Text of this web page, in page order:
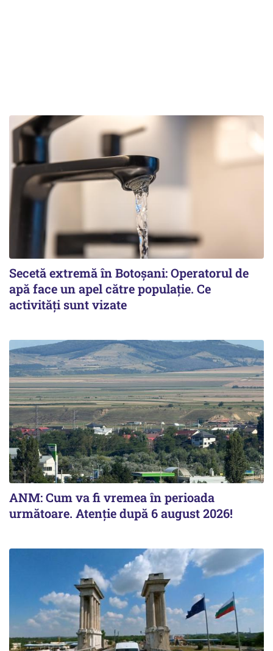
Secetă extremă în Botoșani: Operatorul de
apă face un apel către populație. Ce
activități sunt vizate
ANM: Cum va fi vremea în perioada
următoare. Atenție după 6 august 2026!